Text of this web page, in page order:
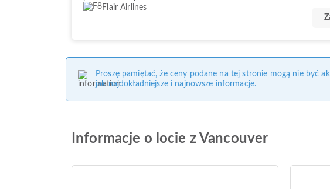
Flair Airlines
Proszę pamiętać, że ceny podane na tej stronie mogą nie być
jak najdokładniejsze i najnowsze informacje.
Informacje o locie z Vancouver